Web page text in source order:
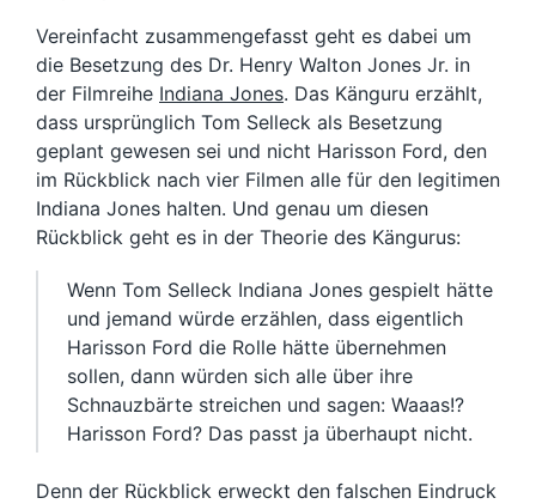
Vereinfacht zusammengefasst geht es dabei um
die Besetzung des Dr. Henry Walton Jones Jr. in
der Filmreihe Indiana Jones. Das Känguru erzählt,
dass ursprünglich Tom Selleck als Besetzung
geplant gewesen sei und nicht Harisson Ford, den
im Rückblick nach vier Filmen alle für den legitimen
Indiana Jones halten. Und genau um diesen
Rückblick geht es in der Theorie des Kängurus:
Wenn Tom Selleck Indiana Jones gespielt hätte
und jemand würde erzählen, dass eigentlich
Harisson Ford die Rolle hätte übernehmen
sollen, dann würden sich alle über ihre
Schnauzbärte streichen und sagen: Waaas!?
Harisson Ford? Das passt ja überhaupt nicht.
Denn der Rückblick erweckt den falschen Eindruck